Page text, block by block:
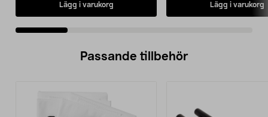
Lägg i varukorg Lägg i varukorg
Passande tillbehör